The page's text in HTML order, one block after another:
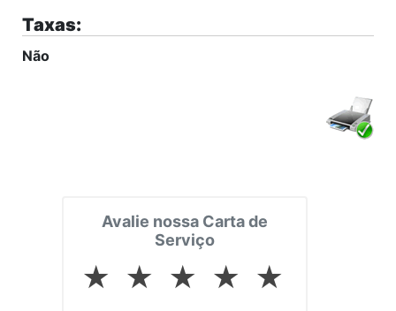
Taxas:
Não
Avalie nossa Carta de
Serviço
★ ★ ★ ★ ★